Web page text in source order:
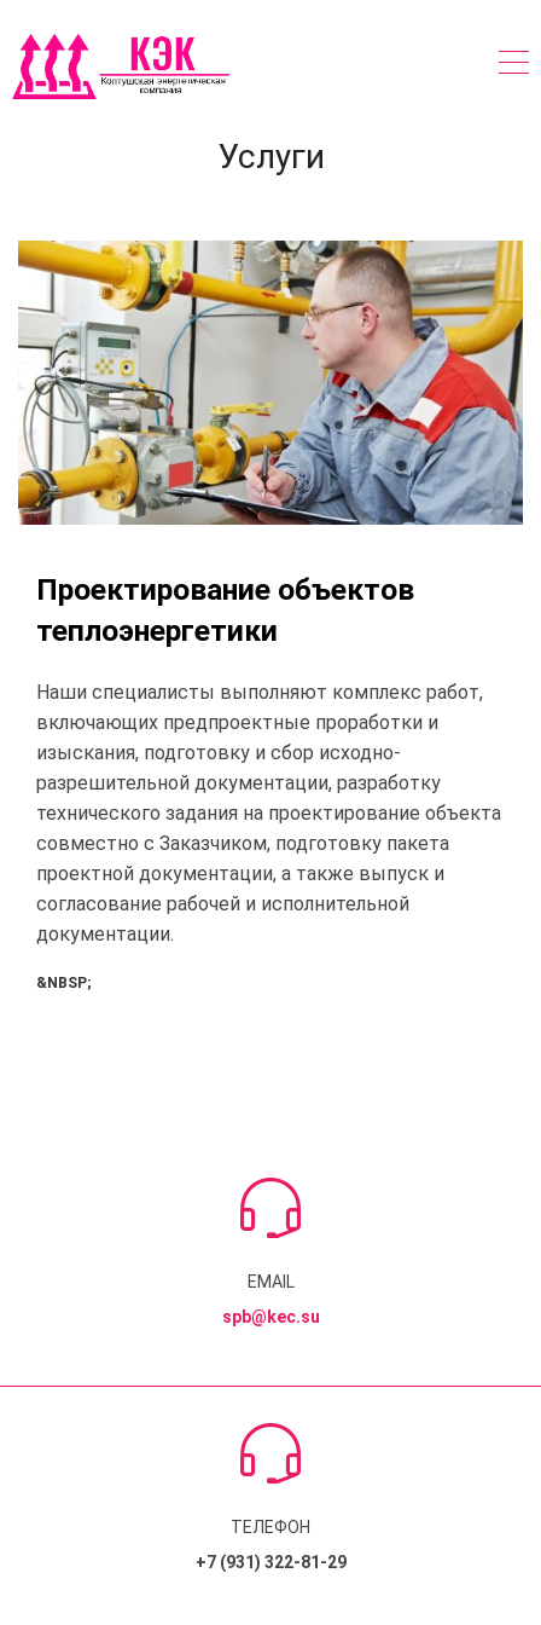
Услуги
Проектирование объектов
теплоэнергетики
Наши специалисты выполняют комплекс работ,
включающих предпроектные проработки и
изыскания, подготовку и сбор исходно-
разрешительной документации, разработку
технического задания на проектирование объекта
совместно с Заказчиком, подготовку пакета
проектной документации, а также выпуск и
согласование рабочей и исполнительной
документации.
&NBSP;
EMAIL
spb@kec.su
ТЕЛЕФОН
+7 (931) 322-81-29